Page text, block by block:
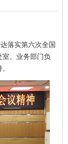
落实第六次全国
、业务部门负